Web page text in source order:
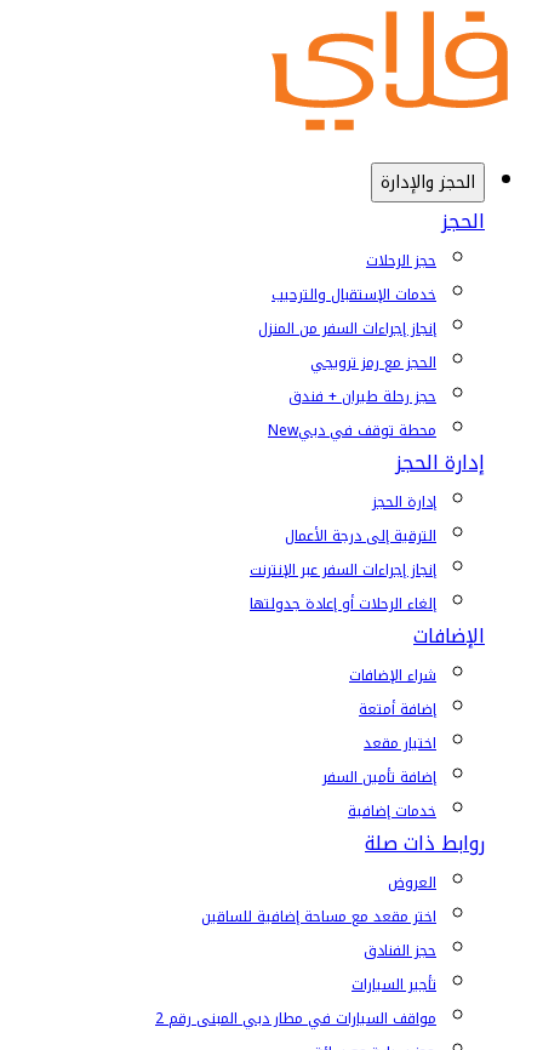
الحجز والإدارة
الحجز
حجز الرحلات
خدمات الإستقبال والترحيب
إنجاز إجراءات السفر من المنزل
الحجز مع رمز ترويجي
حجز رحلة طيران + فندق
محطة توقف في دبيNew
إدارة الحجز
إدارة الحجز
الترقية إلى درجة الأعمال
إنجاز إجراءات السفر عبر الإنترنت
إلغاء الرحلات أو إعادة جدولتها
الإضافات
شراء الإضافات
إضافة أمتعة
اختيار مقعد
إضافة تأمين السفر
خدمات إضافية
روابط ذات صلة
العروض
اختر مقعد مع مساحة إضافية للساقين
حجز الفنادق
تأجير السيارات
مواقف السيارات في مطار دبي المبنى رقم 2